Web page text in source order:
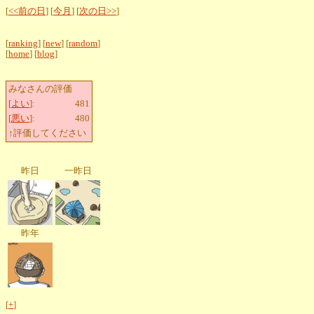
[<<前の日 ] [今月 ] [次の日>>]
[ranking] [new] [random]
[home] [blog]
みなさんの評価
[よい]:
481
[悪い]:
480
↑評価してください
昨日 一昨日
昨年
[+]